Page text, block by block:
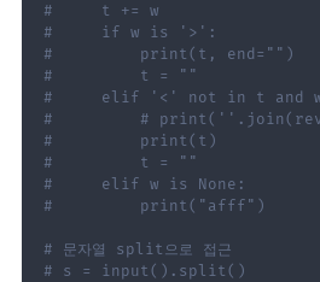
#     t += w
#     if w is '>':
#         print(t, end="")
#         t = ""
#     elif '<' not in t and
#         #
#         print(t)
#         t = ""
#     elif w is None:
#         print("afff")
# 문자열 split으로 접근
# s = input().split()